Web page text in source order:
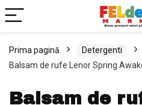
Prima pagină Detergenti
Balsam de rufe Lenor Spring
Balsam de